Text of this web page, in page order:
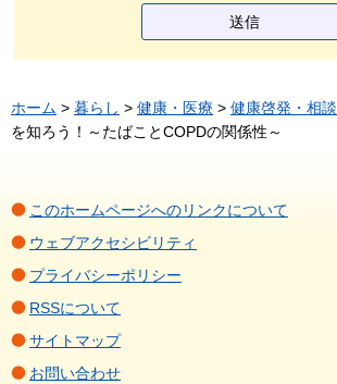
ホーム > 暮らし > 健康・医療 > 健康啓発・相談
を知ろう！～たばことCOPDの関係性～
このホームページへのリンクについて
ウェブアクセシビリティ
プライバシーポリシー
RSSについて
サイトマップ
お問い合わせ